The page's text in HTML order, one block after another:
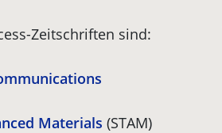
Zeitschriften sind:
Materials (STAM)